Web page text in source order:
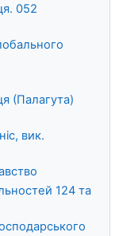
052
(Палагута)
вик.
124 та